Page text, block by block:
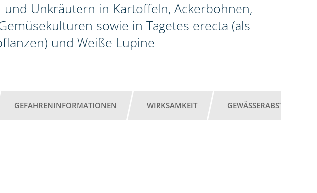
Unkräutern in Kartoffeln, Ackerbohnen,
sowie in Tagetes erecta (als
und Weiße Lupine
GEFAHRENINFORMATIONEN WIRKSAMKEIT GEWÄSSERABSTAND